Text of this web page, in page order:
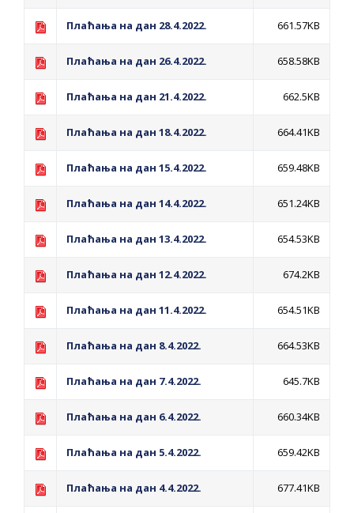
НА ГРАДСКИ МЈЕСЕЧНИ БОРАЧКИ
ВОЈСКЕ РЕПУБЛИКЕ СРПСКЕ У СТАЊУ
ЈАВНИ ПОЗИВ ЗА НАЈЉЕПШЕ УРЕЂЕНО
ДОМАЋИНСТАВА, ДВОРИШТЕ
ЗАЈЕДНИЦА ЕТАЖНИХ ВЛАСНИКА И ЈАВНИ
ТЕРИТОРИЈИ ГРАДА БИЈЕЉИНА
основцима
гориво доступни од 13. марта до 15.
Обавјештење о забрани саобраћаја 6. и
Обавјештење за предузетника - Вера
Плаћања на дан 28.4.2022. 661.57KB
Плаћања на дан 26.4.2022. 658.58KB
Плаћања на дан 21.4.2022. 662.5KB
Плаћања на дан 18.4.2022. 664.41KB
Плаћања на дан 15.4.2022. 659.48KB
Плаћања на дан 14.4.2022. 651.24KB
Плаћања на дан 13.4.2022. 654.53KB
Плаћања на дан 12.4.2022. 674.2KB
Плаћања на дан 11.4.2022. 654.51KB
Плаћања на дан 8.4.2022. 664.53KB
Плаћања на дан 7.4.2022. 645.7KB
Плаћања на дан 6.4.2022. 660.34KB
Плаћања на дан 5.4.2022. 659.42KB
Плаћања на дан 4.4.2022. 677.41KB